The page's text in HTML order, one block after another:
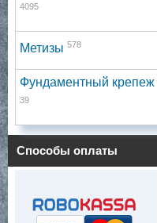
4095
Метизы 578
Фундаментный крепеж
39
Способы оплаты